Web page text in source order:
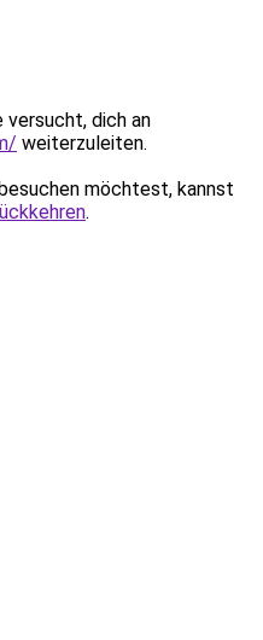
versucht, dich an
weiterzuleiten.
möchtest, kannst
.